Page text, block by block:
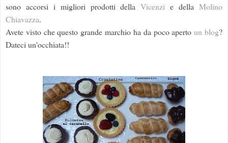
sono accorsi i migliori prodotti dellaVicenzi e dellaMolino
Chiavazza.
Avete visto che questo grande marchio ha da poco apertoun blog?
Dateci un'occhiata!!